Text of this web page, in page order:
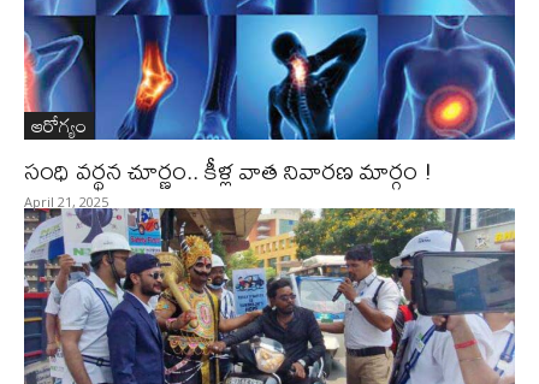
ఆరోగ్యం
సంధి వ‌ర్థ‌న చూర్ణం.. కీళ్ల వాత నివార‌ణ మార్గం !
April 21, 2025